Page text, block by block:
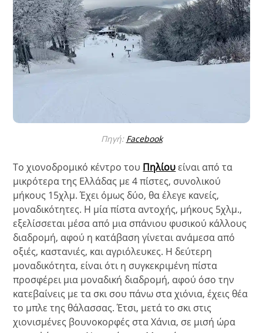
Πηγή: Facebook
Το χιονοδρομικό κέντρο του Πηλίουείναι από τα
μικρότερα της Ελλάδας με 4 πίστες, συνολικού
μήκους 15χλμ. Έχει όμως δύο, θα έλεγε κανείς,
μοναδικότητες. Η μία πίστα αντοχής, μήκους 5χλμ.,
εξελίσσεται μέσα από μια σπάνιου φυσικού κάλλους
διαδρομή, αφού η κατάβαση γίνεται ανάμεσα από
οξιές, καστανιές, και αγριόλευκες. Η δεύτερη
μοναδικότητα, είναι ότι η συγκεκριμένη πίστα
προσφέρει μια μοναδική διαδρομή, αφού όσο την
κατεβαίνεις με τα σκι σου πάνω στα χιόνια, έχεις θέα
το μπλε της θάλασσας. Έτσι, μετά το σκι στις
χιονισμένες βουνοκορφές στα Χάνια, σε μισή ώρα